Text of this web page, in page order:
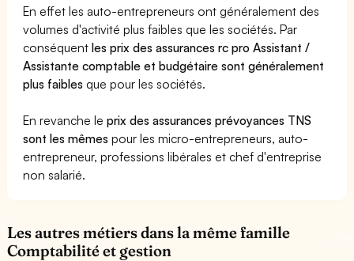
En effet les auto-entrepreneurs ont généralement des
volumes d'activité plus faibles que les sociétés. Par
conséquentles prix des assurances rc pro Assistant /
Assistante comptable et budgétaire sont généralement
plus faibles que pour les sociétés.
En revanche leprix des assurances prévoyances TNS
sont les mêmes pour les micro-entrepreneurs, auto-
entrepreneur, professions libérales et chef d'entreprise
non salarié.
Les autres métiers dans la même famille
Comptabilité et gestion